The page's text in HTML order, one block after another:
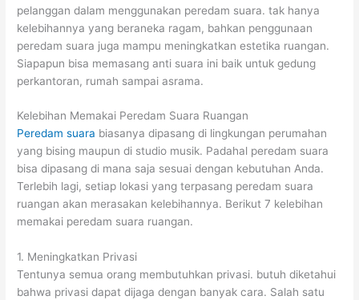
pelanggan dalam menggunakan peredam suara. tak hanya
kelebihannya yang beraneka ragam, bahkan penggunaan
peredam suara juga mampu meningkatkan estetika ruangan.
Siapapun bisa memasang anti suara ini baik untuk gedung
perkantoran, rumah sampai asrama.
Kelebihan Memakai Peredam Suara Ruangan
Peredam suara biasanya dipasang di lingkungan perumahan
yang bising maupun di studio musik. Padahal peredam suara
bisa dipasang di mana saja sesuai dengan kebutuhan Anda.
Terlebih lagi, setiap lokasi yang terpasang peredam suara
ruangan akan merasakan kelebihannya. Berikut 7 kelebihan
memakai peredam suara ruangan.
1. Meningkatkan Privasi
Tentunya semua orang membutuhkan privasi. butuh diketahui
bahwa privasi dapat dijaga dengan banyak cara. Salah satu